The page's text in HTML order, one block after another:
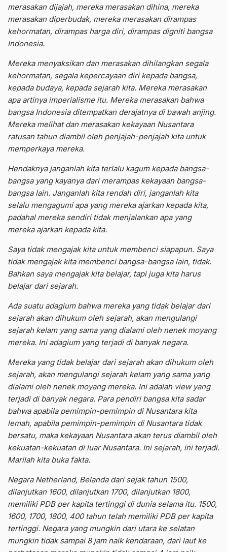
merasakan dijajah, mereka merasakan dihina, mereka
merasakan diperbudak, mereka merasakan dirampas
kehormatan, dirampas harga diri, dirampas digniti bangsa
Indonesia.
Mereka menyaksikan dan merasakan dihilangkan segala
kehormatan, segala kepercayaan diri kepada bangsa,
kepada budaya, kepada sejarah kita. Mereka merasakan
apa artinya imperialisme itu. Mereka merasakan bahwa
bangsa Indonesia ditempatkan derajatnya di bawah anjing.
Mereka melihat dan merasakan kekayaan Nusantara
ratusan tahun diambil oleh penjajah-penjajah kita untuk
memperkaya mereka.
Hendaknya janganlah kita terlalu kagum kepada bangsa-
bangsa yang kayanya dari merampas kekayaan bangsa-
bangsa lain. Janganlah kita rendah diri, janganlah kita
selalu mengagumi apa yang mereka ajarkan kepada kita,
padahal mereka sendiri tidak menjalankan apa yang
mereka ajarkan kepada kita.
Saya tidak mengajak kita untuk membenci siapapun. Saya
tidak mengajak kita membenci bangsa-bangsa lain, tidak.
Bahkan saya mengajak kita belajar, tapi juga kita harus
belajar dari sejarah.
Ada suatu adagium bahwa mereka yang tidak belajar dari
sejarah akan dihukum oleh sejarah, akan mengulangi
sejarah kelam yang sama yang dialami oleh nenek moyang
mereka. Ini adagium yang terjadi di banyak negara.
Mereka yang tidak belajar dari sejarah akan dihukum oleh
sejarah, akan mengulangi sejarah kelam yang sama yang
dialami oleh nenek moyang mereka. Ini adalah view yang
terjadi di banyak negara. Para pendiri bangsa kita sadar
bahwa apabila pemimpin-pemimpin di Nusantara kita
lemah, apabila pemimpin-pemimpin di Nusantara tidak
bersatu, maka kekayaan Nusantara akan terus diambil oleh
kekuatan-kekuatan di luar Nusantara. Ini sejarah, ini terjadi.
Marilah kita buka fakta.
Negara Netherland, Belanda dari sejak tahun 1500,
dilanjutkan 1600, dilanjutkan 1700, dilanjutkan 1800,
memiliki PDB per kapita tertinggi di dunia selama itu. 1500,
1600, 1700, 1800, 400 tahun telah memiliki PDB per kapita
tertinggi. Negara yang mungkin dari utara ke selatan
mungkin tidak sampai 8 jam naik kendaraan, dari laut ke